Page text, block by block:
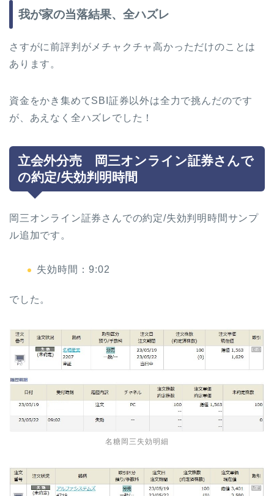
我が家の当落結果、全ハズレ
さすがに前評判がメチャクチャ高かっただけのことは
あります。
資金をかき集めてSBI証券以外は全力で挑んだのです
が、あえなく全ハズレでした！
立会外分売 岡三オンライン証券さんで
の約定/失効判明時間
岡三オンライン証券さんでの約定/失効判明時間サンプ
ル追加です。
失効時間：9:02
でした。
名糖岡三失効明細